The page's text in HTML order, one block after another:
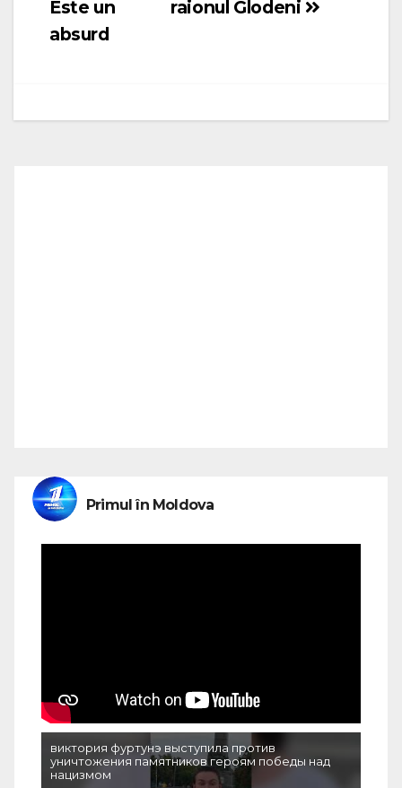
raionul Glodeni
Este un
absurd
Primul în Moldova
виктория фуртунэ выступила против
уничтожения памятников героям победы над
нацизмом